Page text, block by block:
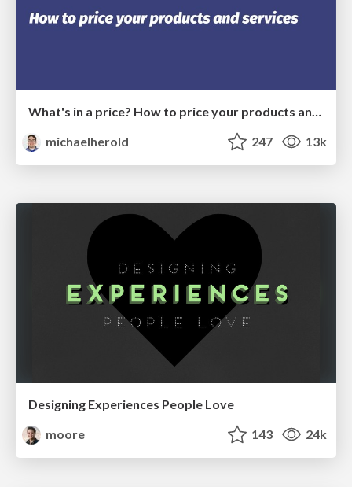
What's in a price? How to price your products and services
michaelherold
247 13k
Designing Experiences People Love
moore
143 24k